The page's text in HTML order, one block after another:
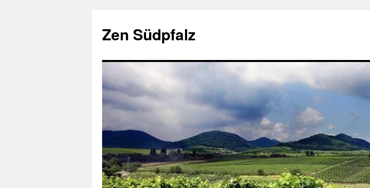
springen
Zen Südpfalz